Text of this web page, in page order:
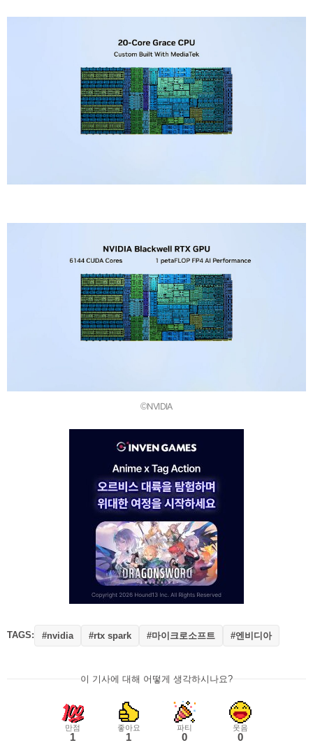
©NVIDIA
TAGS: #nvidia #rtx spark #마이크로소프트 #엔비디아
이 기사에 대해 어떻게 생각하시나요?
만점
1
좋아요
1
파티
0
웃음
0